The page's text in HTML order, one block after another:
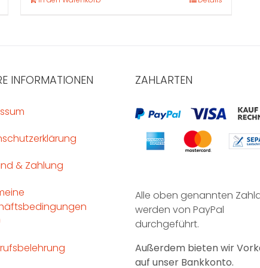
INFORMATIONEN
& Zahlung
ZAHLARTEN
Alle oben genannten
werden von PayPal
durchgeführt.
Außerdem bieten wir
auf unser Bankkonto.